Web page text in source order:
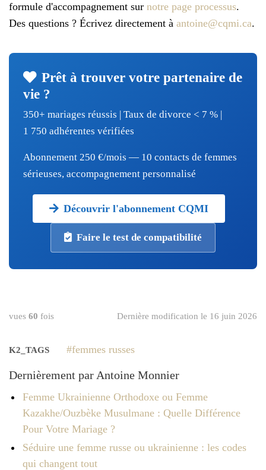
formule d'accompagnement sur notre page processus.
Des questions ? Écrivez directement à antoine@cqmi.ca.
Prêt à trouver votre partenaire de
vie ?
350+ mariages réussis | Taux de divorce < 7 % |
1 750 adhérentes vérifiées
Abonnement 250 €/mois — 10 contacts de femmes
sérieuses, accompagnement personnalisé
Découvrir l'abonnement CQMI
Faire le test de compatibilité
vues 60 fois Dernière modification le 16 juin 2026
K2_TAGS femmes russes
Dernièrement par Antoine Monnier
Femme Ukrainienne Orthodoxe ou Femme
Kazakhe/Ouzbèke Musulmane : Quelle Différence
Pour Votre Mariage ?
Séduire une femme russe ou ukrainienne : les codes
qui changent tout